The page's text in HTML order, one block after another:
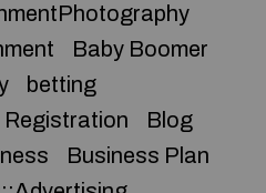
Baby Boomer
betting
Blog
Business Plan